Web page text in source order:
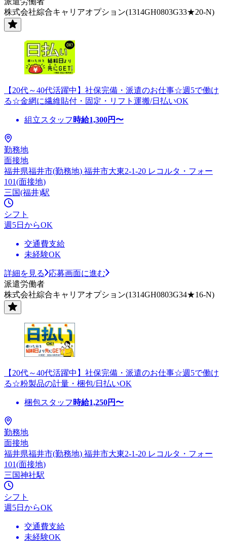
株式会社綜合キャリアオプション(1314GH0803G33★20-N)
【20代～40代活躍中】社保完備・派遣のお仕事☆週5で働け
る☆金網に繊維貼付・固定・リフト運搬/日払いOK
組立スタッフ 時給1,300円〜
勤務地
面接地
福井県福井市(勤務地) 福井市大東2-1-20 レコルタ・フォー
101(面接地)
三国(福井)駅
シフト
週5日からOK
交通費支給
未経験OK
詳細を見る
応募画面に進む
派遣労働者
株式会社綜合キャリアオプション(1314GH0803G34★16-N)
【20代～40代活躍中】社保完備・派遣のお仕事☆週5で働け
る☆粉製品の計量・梱包/日払いOK
梱包スタッフ 時給1,250円〜
勤務地
面接地
福井県福井市(勤務地) 福井市大東2-1-20 レコルタ・フォー
101(面接地)
三国神社駅
シフト
週5日からOK
交通費支給
未経験OK